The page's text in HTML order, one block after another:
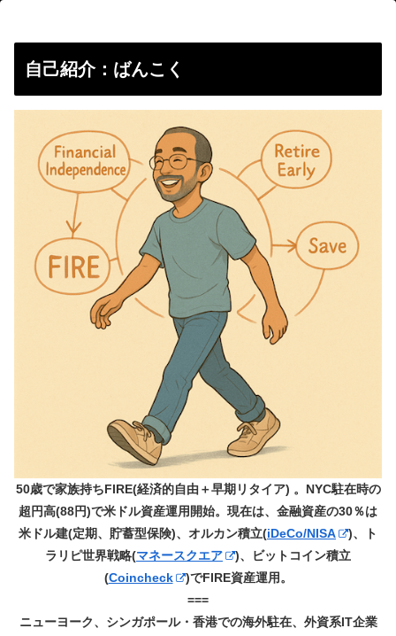
自己紹介：ばんこく
50歳で家族持ちFIRE(経済的自由＋早期リタイア) 。NYC駐在時の
超円高(88円)で米ドル資産運用開始。現在は、金融資産の30％は
米ドル建(定期、貯蓄型保険)、オルカン積立(iDeCo/NISA
)、ト
ラリピ世界戦略(マネースクエア
)、ビットコイン積立
(Coincheck
)でFIRE資産運用。
===
ニューヨーク、シンガポール・香港での海外駐在、外資系IT企業